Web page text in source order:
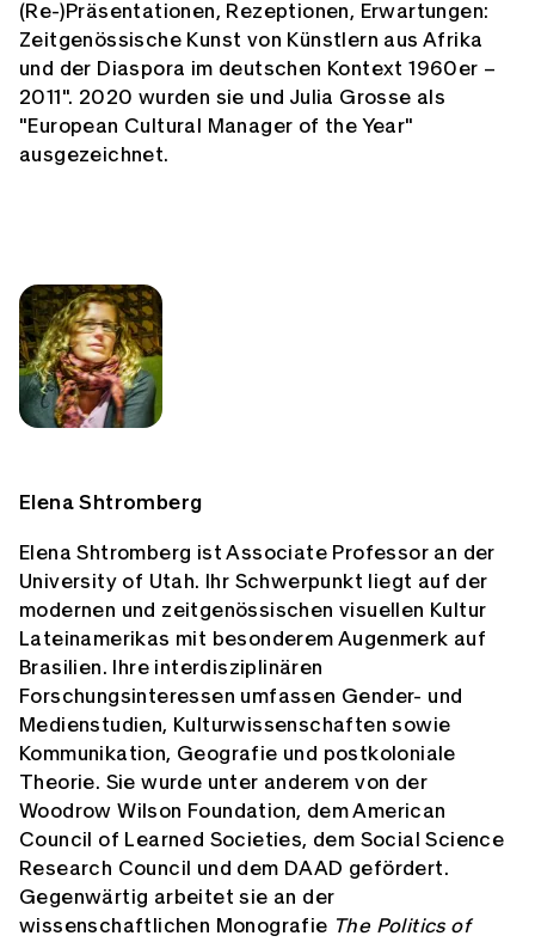
(Re-)Präsentationen, Rezeptionen, Erwartungen:
Zeitgenössische Kunst von Künstlern aus Afrika
und der Diaspora im deutschen Kontext 1960er –
2011". 2020 wurden sie und Julia Grosse als
"European Cultural Manager of the Year"
ausgezeichnet.
Elena Shtromberg
Elena Shtromberg ist Associate Professor an der
University of Utah. Ihr Schwerpunkt liegt auf der
modernen und zeitgenössischen visuellen Kultur
Lateinamerikas mit besonderem Augenmerk auf
Brasilien. Ihre interdisziplinären
Forschungsinteressen umfassen Gender- und
Medienstudien, Kulturwissenschaften sowie
Kommunikation, Geografie und postkoloniale
Theorie. Sie wurde unter anderem von der
Woodrow Wilson Foundation, dem American
Council of Learned Societies, dem Social Science
Research Council und dem DAAD gefördert.
Gegenwärtig arbeitet sie an der
wissenschaftlichen Monografie The Politics of